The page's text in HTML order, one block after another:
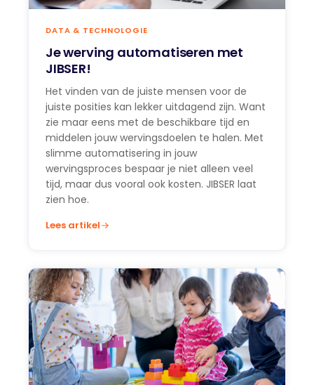
DATA & TECHNOLOGIE
Je werving automatiseren met
JIBSER!
Het vinden van de juiste mensen voor de
juiste posities kan lekker uitdagend zijn. Want
zie maar eens met de beschikbare tijd en
middelen jouw wervingsdoelen te halen. Met
slimme automatisering in jouw
wervingsproces bespaar je niet alleen veel
tijd, maar dus vooral ook kosten. JIBSER laat
zien hoe.
Lees artikel